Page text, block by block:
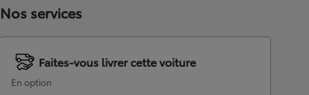
Nos services
Faites-vous livrer cette voiture
En option